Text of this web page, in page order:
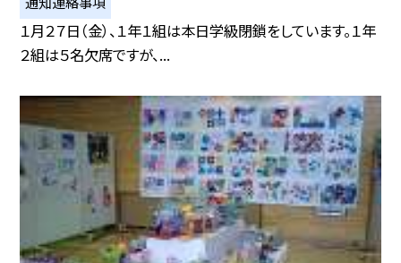
１月２７日（金）、１年１組は本日学級閉鎖をしています。１年
２組は５名欠席ですが、...